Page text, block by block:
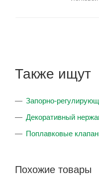
Также ищут
Запорно-
Декоративный
Поплавковые
Похожие товары